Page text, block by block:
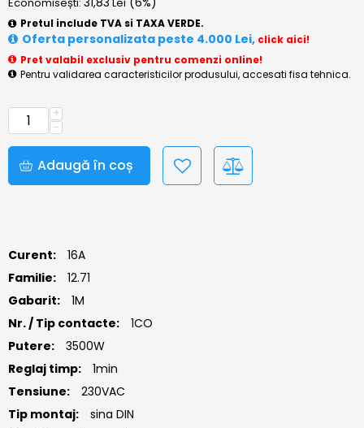
Pretul include TVA si TAXA VERDE.
Oferta personalizata peste 4.000 Lei, click aici!
Pret valabil exclusiv pentru comenzi online!
Pentru validarea caracteristicilor produsului, accesati fisa tehnica.
+
−
Adaugă în coș
Curent:
16A
Familie:
12.71
Gabarit:
1M
Nr. / Tip contacte:
1CO
Putere:
3500W
Reglaj timp:
1min
Tensiune:
230VAC
Tip montaj:
sina DIN